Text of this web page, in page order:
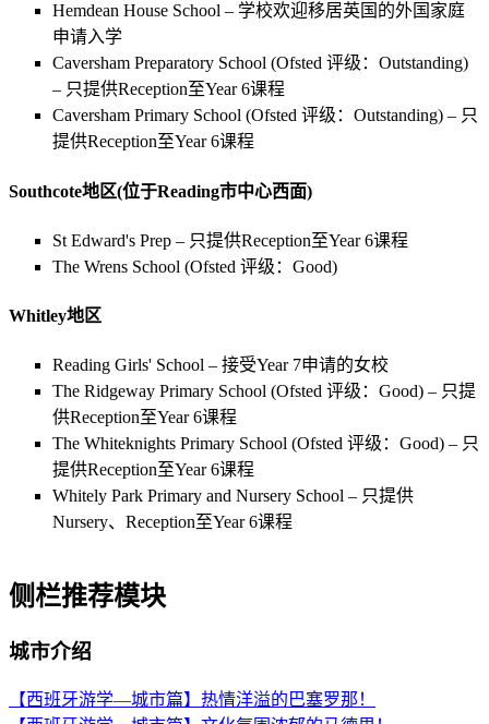
Hemdean House School – 学校欢迎移居英国的外国家庭
申请入学
Caversham Preparatory School (Ofsted 评级：Outstanding)
– 只提供Reception至Year 6课程
Caversham Primary School (Ofsted 评级：Outstanding) – 只
提供Reception至Year 6课程
Southcote地区(位于Reading市中心西面)
St Edward's Prep – 只提供Reception至Year 6课程
The Wrens School (Ofsted 评级：Good)
Whitley地区
Reading Girls' School – 接受Year 7申请的女校
The Ridgeway Primary School (Ofsted 评级：Good) – 只提
供Reception至Year 6课程
The Whiteknights Primary School (Ofsted 评级：Good) – 只
提供Reception至Year 6课程
Whitely Park Primary and Nursery School – 只提供
Nursery、Reception至Year 6课程
侧栏推荐模块
城市介绍
【西班牙游学—城市篇】热情洋溢的巴塞罗那！